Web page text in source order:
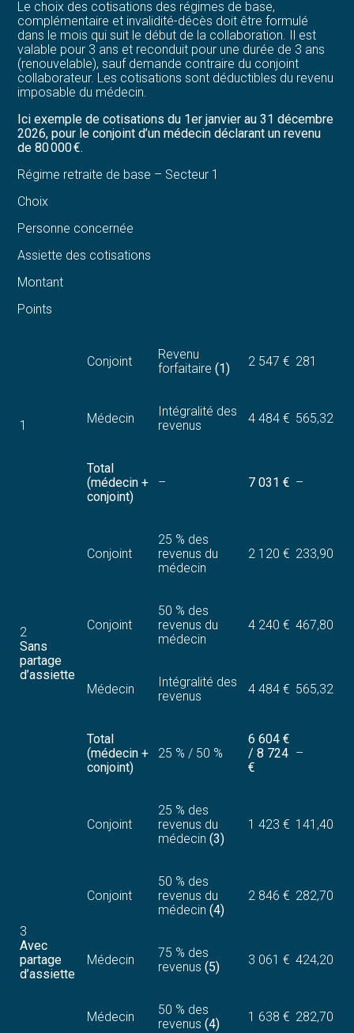
Le choix des cotisations des régimes de base,
complémentaire et invalidité-décès doit être formulé
dans le mois qui suit le début de la collaboration. Il est
valable pour 3 ans et reconduit pour une durée de 3 ans
(renouvelable), sauf demande contraire du conjoint
collaborateur. Les cotisations sont déductibles du revenu
imposable du médecin.
Ici exemple de cotisations du 1er janvier au 31 décembre
2026, pour le conjoint d’un médecin déclarant un revenu
de 80 000 €.
Régime retraite de base – Secteur 1
Choix
Personne concernée
Assiette des cotisations
Montant
Points
1
Conjoint
Revenu
forfaitaire(1) 2 547 € 281
Médecin
Intégralité des
revenus
4 484 € 565,32
Total
(médecin +
conjoint)
– 7 031 € –
2
Sans
partage
d’assiette
Conjoint
25 % des
revenus du
médecin
2 120 € 233,90
Conjoint
50 % des
revenus du
médecin
4 240 € 467,80
Médecin
Intégralité des
revenus
4 484 € 565,32
Total
(médecin +
conjoint)
25 % / 50 %
6 604 €
/ 8 724
€
–
3
Avec
partage
d’assiette
Conjoint
25 % des
revenus du
médecin(3)
1 423 € 141,40
Conjoint
50 % des
revenus du
médecin(4)
2 846 € 282,70
Médecin
75 % des
revenus (5) 3 061 € 424,20
Médecin
50 % des
revenus(4) 1 638 € 282,70